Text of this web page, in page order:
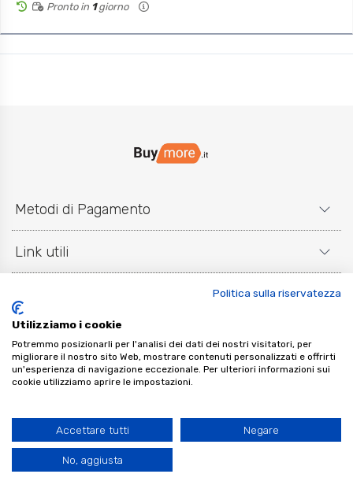
Pronto in 1giorno
Metodi di Pagamento
Link utili
Klarna Paga a rate con
ShopNow srl | P.IVA: 05216690650
Politica sulla riservatezza
Utilizziamo i cookie
Potremmo posizionarli per l'analisi dei dati dei nostri visitatori, per
migliorare il nostro sito Web, mostrare contenuti personalizzati e offrirti
un'esperienza di navigazione eccezionale. Per ulteriori informazioni sui
cookie utilizziamo aprire le impostazioni.
Accettare tutti Negare
No, aggiusta